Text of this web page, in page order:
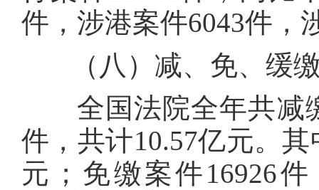
件，涉港案件6043件，
（八）减、免、缓缴
全国法院全年共减缴
件，共计10.57亿元。
元；免缴案件16926